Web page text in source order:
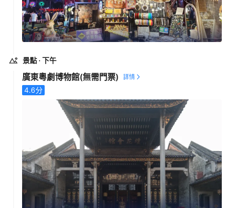
景點 · 下午
廣東粵劇博物館(無需門票)
4.6分